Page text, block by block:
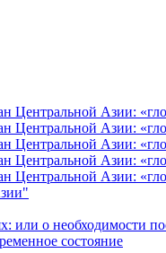
Азии:
Азии:
Азии:
Азии:
Азии:
или о необходимости
состояние